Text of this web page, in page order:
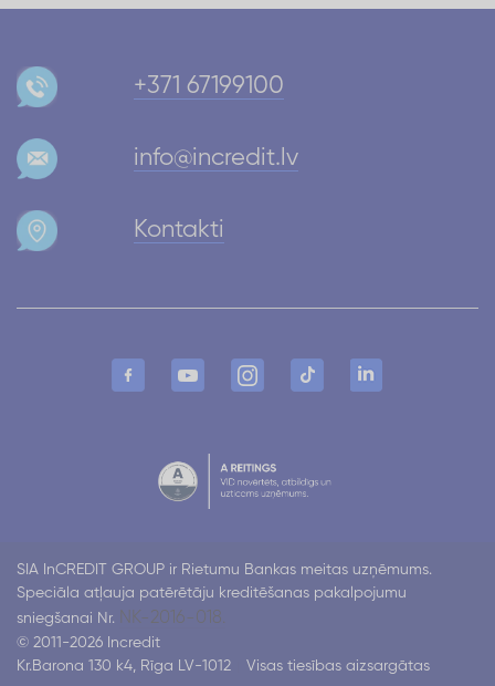
+371 67199100
info@incredit.lv
Kontakti
SIA InCREDIT GROUP ir Rietumu Bankas meitas uzņēmums.
Speciāla atļauja patērētāju kreditēšanas pakalpojumu
sniegšanai Nr. NK-2016-018.
© 2011-2026 Incredit
Kr.Barona 130 k4, Rīga LV-1012
Visas tiesības aizsargātas